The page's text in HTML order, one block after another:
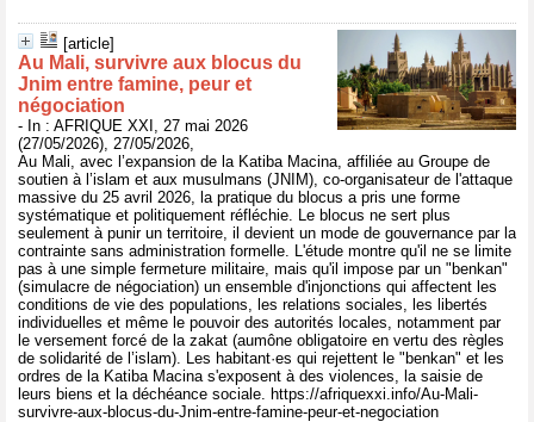
[article]
Au Mali, survivre aux blocus du
Jnim entre famine, peur et
négociation
- In : AFRIQUE XXI, 27 mai 2026
(27/05/2026), 27/05/2026,
Au Mali, avec l’expansion de la Katiba Macina, affiliée au Groupe de
soutien à l’islam et aux musulmans (JNIM), co-organisateur de l'attaque
massive du 25 avril 2026, la pratique du blocus a pris une forme
systématique et politiquement réfléchie. Le blocus ne sert plus
seulement à punir un territoire, il devient un mode de gouvernance par la
contrainte sans administration formelle. L'étude montre qu'il ne se limite
pas à une simple fermeture militaire, mais qu'il impose par un "benkan"
(simulacre de négociation) un ensemble d'injonctions qui affectent les
conditions de vie des populations, les relations sociales, les libertés
individuelles et même le pouvoir des autorités locales, notamment par
le versement forcé de la zakat (aumône obligatoire en vertu des règles
de solidarité de l’islam). Les habitant·es qui rejettent le "benkan" et les
ordres de la Katiba Macina s'exposent à des violences, la saisie de
leurs biens et la déchéance sociale. https://afriquexxi.info/Au-Mali-
survivre-aux-blocus-du-Jnim-entre-famine-peur-et-negociation